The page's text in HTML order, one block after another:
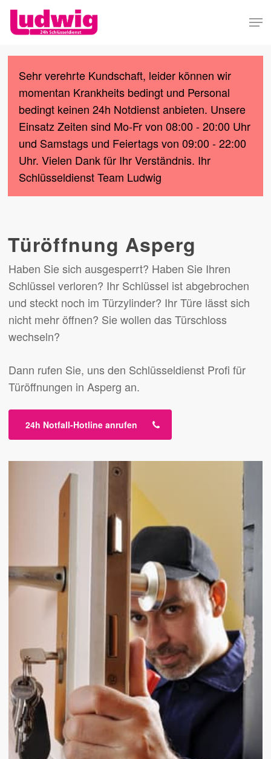
Skip
content
Sehr verehrte Kundschaft, leider können wir
momentan Krankheits bedingt und Personal
bedingt keinen 24h Notdienst anbieten. Unsere
Einsatz Zeiten sind Mo-Fr von 08:00 - 20:00 Uhr
und Samstags und Feiertags von 09:00 - 22:00
Uhr. Vielen Dank für Ihr Verständnis. Ihr
Schlüsseldienst Team Ludwig
Türöffnung Asperg
Haben Sie sich ausgesperrt? Haben Sie Ihren
Schlüssel verloren? Ihr Schlüssel ist abgebrochen
und steckt noch im Türzylinder? Ihr Türe lässt sich
nicht mehr öffnen? Sie wollen das Türschloss
wechseln?
Dann rufen Sie, uns den Schlüsseldienst Profi für
Türöffnungen in Asperg an.
24h Notfall-Hotline anrufen
Menu